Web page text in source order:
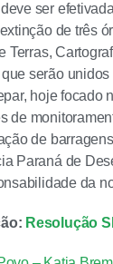
ser
de três
Terras,
serão
hoje focado
de
de
Paraná de
da
Resolução